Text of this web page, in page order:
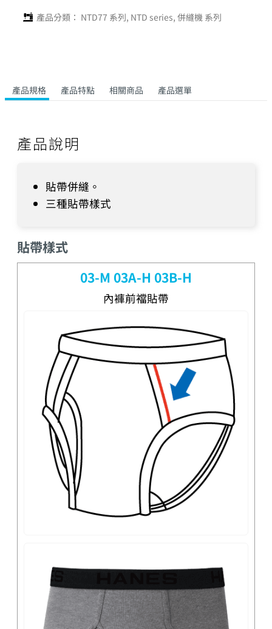
產品分類： NTD77 系列, NTD series, 併縫機 系列
產品規格 產品特點 相關商品 產品選單
產品說明
貼帶併縫。
三種貼帶樣式
貼帶樣式
03-M 03A-H 03B-H
內褲前襠貼帶